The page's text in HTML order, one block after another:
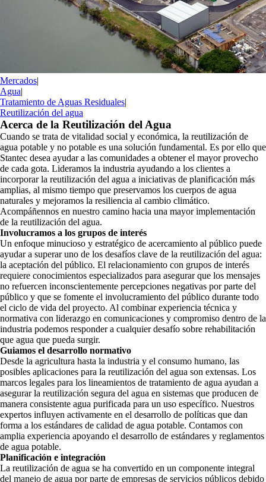
Mercados|
Agua|
Tratamiento de Aguas Residuales|
Reutilización del agua
Acerca de la Reutilización del Agua
Cuando se trata de vitalidad social y económica, la reutilización de
agua potable y no potable es una solución fundamental. Es por ello que
Stantec desea ayudar a las comunidades a obtener el mayor provecho
de cada gota. Lideramos la industria ayudando a los clientes a
incorporar la reutilización del agua a iniciativas de planificación más
amplias, al mismo tiempo que preservamos los cuerpos de agua
naturales y mejoramos la resiliencia al cambio climático.
Acompáñennos en nuestro camino hacia una mayor implementación
de la reutilización del agua.
Involucramos a los grupos de interés
Un enfoque minucioso y estratégico de acercamiento al público puede
ayudar a superar uno de los desafíos clave de la reutilización del agua:
la aceptación del público. El relacionamiento con grupos de interés
requiere conocimientos especializados para asegurar que los mensajes
no refuercen inconscientemente percepciones negativas por parte del
público y que se fomente el involucramiento del público durante todo
el ciclo de vida del proyecto. Al combinar experiencia técnica y
normativa con liderazgo en comunicaciones y compromiso dentro de la
industria podemos responder a cualquier desafío sobre rehabilitación
que agua que pueda surgir.
Guiamos el desarrollo normativo
Desde la agricultura hasta la industria y el consumo humano, las
posibles aplicaciones para la reutilización del agua son extensas. Los
marcos legales para los lineamientos de tratamiento de agua ayudan a
asegurar la reutilización segura del agua en sistemas que producen de
manera consistente agua purificada para un uso específico. Nuestros
expertos influyen activamente en el desarrollo de políticas que dan
forma a los estándares de calidad de agua potable. Contamos con
amplia experiencia apoyando el desarrollo de estándares y reglamentos
de agua potable.
Planificación e integración
La reutilización de agua se ha convertido en un componente integral
del manejo de agua por parte de empresas de servicios públicos debido